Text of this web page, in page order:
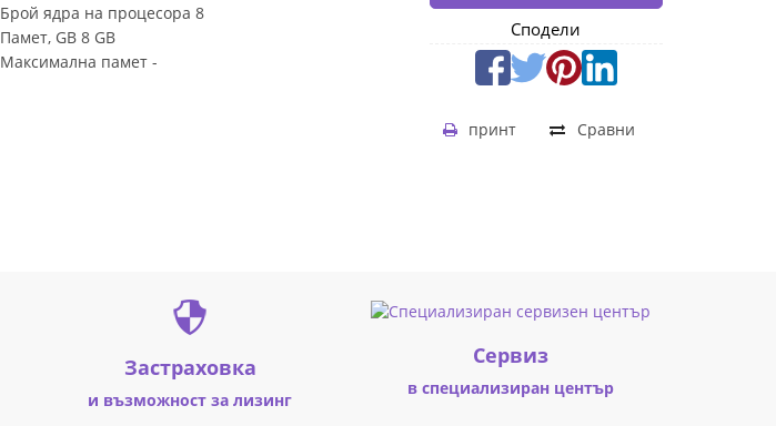
Брой ядра на процесора 8
Памет, GB 8 GB
Максимална памет -
Сподели
Сравни
принт
Застраховка
и възможност за лизинг
Cервиз
в специализиран център